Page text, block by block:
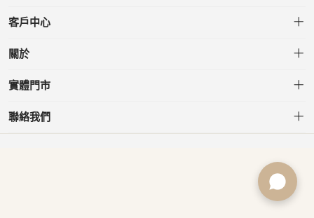
客戶中心
會員中心
關於
關於US3C
實體門市
台北小南門店
台北南港店
聯絡我們